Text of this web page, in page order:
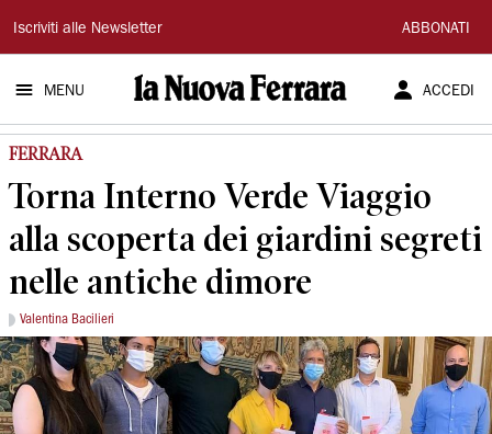
La
Nuova
Ferrara
Iscriviti alle Newsletter ABBONATI
MENU ACCEDI
FERRARA
Torna Interno Verde Viaggio
alla scoperta dei giardini segreti
nelle antiche dimore
Valentina Bacilieri